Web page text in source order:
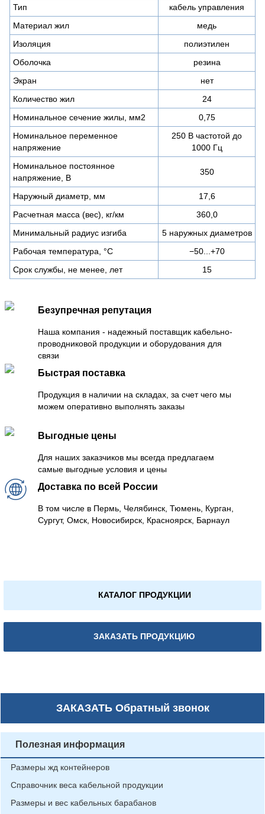
Тип
кабель управления
Материал жил
медь
Изоляция
полиэтилен
Оболочка
резина
Экран
нет
Количество жил
24
Номинальное сечение жилы, мм2
0,75
Номинальное переменное
напряжение
250 В частотой до
1000 Гц
Номинальное постоянное
напряжение, В
350
Наружный диаметр, мм
17,6
Расчетная масса (вес), кг/км
360,0
Минимальный радиус изгиба
5 наружных диаметров
Рабочая температура, °C
−50...+70
Срок службы, не менее, лет
15
Безупречная репутация
Наша компания - надежный поставщик кабельно-
проводниковой продукции и оборудования для
связи
Быстрая поставка
Продукция в наличии на складах, за счет чего мы
можем оперативно выполнять заказы
Выгодные цены
Для наших заказчиков мы всегда предлагаем
самые выгодные условия и цены
Доставка по всей России
В том числе в Пермь, Челябинск, Тюмень, Курган,
Сургут, Омск, Новосибирск, Красноярск, Барнаул
КАТАЛОГ ПРОДУКЦИИ
ЗАКАЗАТЬ ПРОДУКЦИЮ
ЗАКАЗАТЬОбратный звонок
Полезная информация
Размеры жд контейнеров
Справочник веса кабельной продукции
Размеры и вес кабельных барабанов